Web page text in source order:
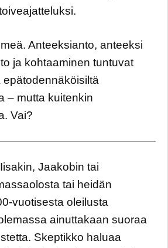
Anteeksianto, anteeksi
ja kohtaaminen tuntuvat
– mutta kuitenkin
Vai?
Jaakobin tai
tai heidän
vuotisesta oleilusta
ainuttakaan suoraa
Skeptikko haluaa